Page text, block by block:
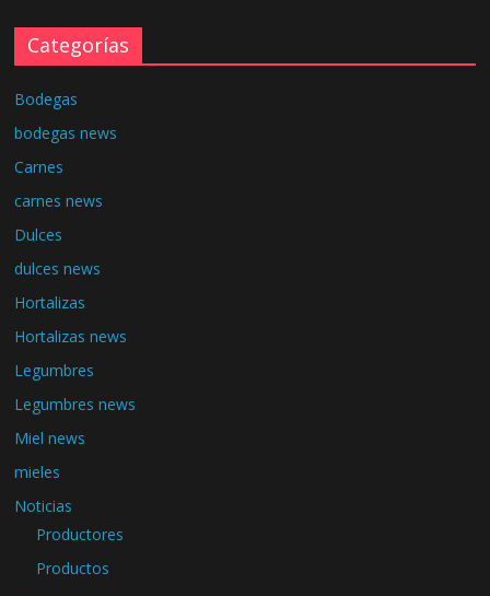
Categorías
Bodegas
bodegas news
Carnes
carnes news
Dulces
dulces news
Hortalizas
Hortalizas news
Legumbres
Legumbres news
Miel news
mieles
Noticias
Productores
Productos